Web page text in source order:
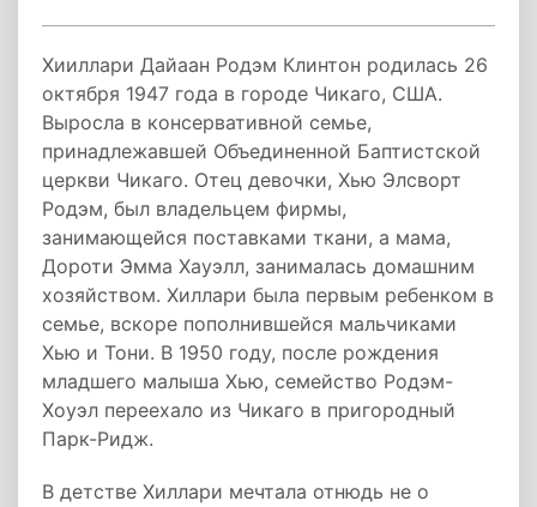
Хииллари Дайаан Родэм Клинтон родилась 26
октября 1947 года в городе Чикаго, США.
Выросла в консервативной семье,
принадлежавшей Объединенной Баптистской
церкви Чикаго. Отец девочки, Хью Элсворт
Родэм, был владельцем фирмы,
занимающейся поставками ткани, а мама,
Дороти Эмма Хауэлл, занималась домашним
хозяйством. Хиллари была первым ребенком в
семье, вскоре пополнившейся мальчиками
Хью и Тони. В 1950 году, после рождения
младшего малыша Хью, семейство Родэм-
Хоуэл переехало из Чикаго в пригородный
Парк-Ридж.
В детстве Хиллари мечтала отнюдь не о